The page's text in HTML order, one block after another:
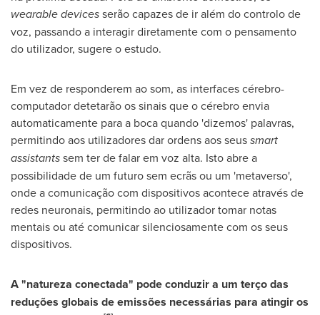
wearable devicesserão capazes de ir além do controlo de
voz, passando a interagir diretamente com o pensamento
do utilizador, sugere o estudo.
Em vez de responderem ao som, as interfaces cérebro-
computador detetarão os sinais que o cérebro envia
automaticamente para a boca quando 'dizemos' palavras,
permitindo aos utilizadores dar ordens aos seussmart
assistantssem ter de falar em voz alta. Isto abre a
possibilidade de um futuro sem ecrãs ou um 'metaverso',
onde a comunicação com dispositivos acontece através de
redes neuronais, permitindo ao utilizador tomar notas
mentais ou até comunicar silenciosamente com os seus
dispositivos.
A "natureza conectada" pode conduzir a um terço das
reduções globais de emissões necessárias para atingir os